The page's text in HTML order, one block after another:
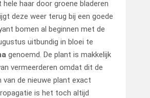
haar door groene bladeren
deze weer terug bij een goede
bomen al beginnen met de
uitbundig in bloei te
genoemd. De plant is makkelijk
vermeerderen omdat dit de
de nieuwe plant exact
is het toch altijd